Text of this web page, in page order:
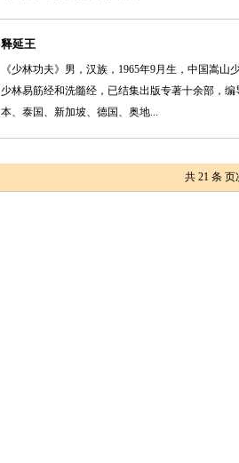
释延王
《少林功夫》男，汉族，1965年9月生，中国嵩
少林易筋经和洗髓经，已结集出版专著十余部，
本、泰国、新加坡、德国、奥地...
共 21 条 页